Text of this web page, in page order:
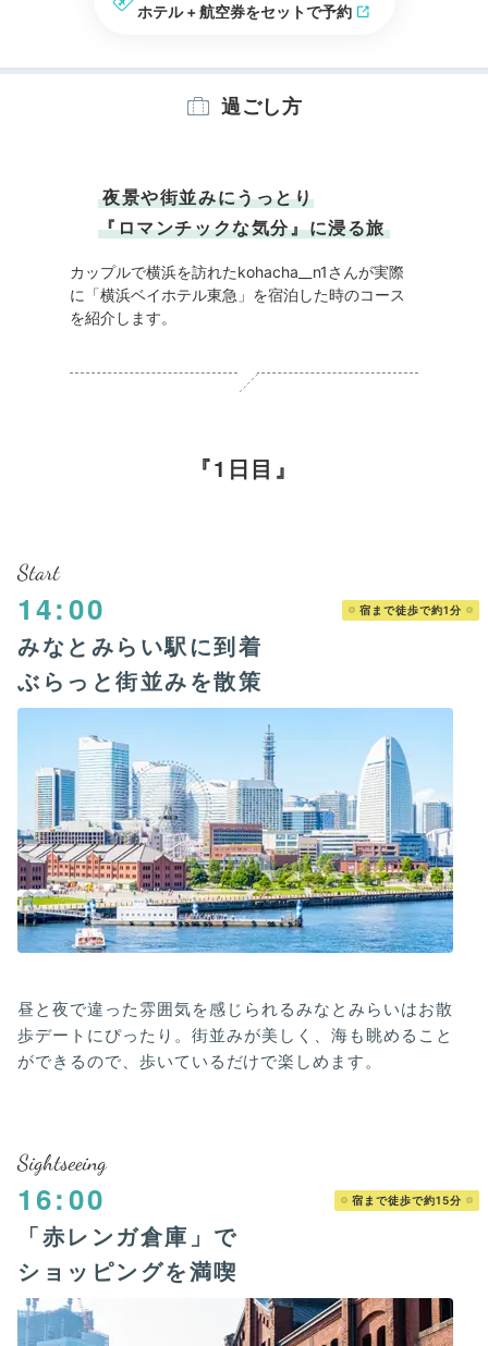
ホテル + 航空券をセットで予約
過ごし方
夜景や街並みにうっとり
『ロマンチックな気分』に浸る旅
カップルで横浜を訪れたkohacha__n1さんが実際
に「横浜ベイホテル東急」を宿泊した時のコース
を紹介します。
1日目
Start
14:00 宿まで徒歩で約1分
みなとみらい駅に到着
ぶらっと街並みを散策
昼と夜で違った雰囲気を感じられるみなとみらいはお散
歩デートにぴったり。街並みが美しく、海も眺めること
ができるので、歩いているだけで楽しめます。
Sightseeing
16:00 宿まで徒歩で約15分
「赤レンガ倉庫」で
ショッピングを満喫